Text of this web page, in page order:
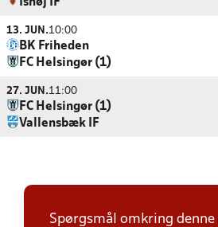
Ishøj IF
13. JUN.10:00
BK Friheden
FC Helsingør (1)
27. JUN.11:00
FC Helsingør (1)
Vallensbæk IF
Spørgsmål omkring denne